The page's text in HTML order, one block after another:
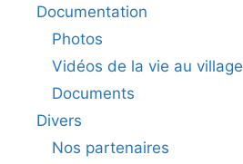
Documentation
Photos
Vidéos de la vie au village
Documents
Divers
Nos partenaires